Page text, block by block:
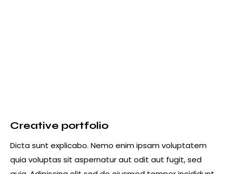
Creative portfolio
Dicta sunt explicabo. Nemo enim ipsam voluptatem
quia voluptas sit aspernatur aut odit aut fugit, sed